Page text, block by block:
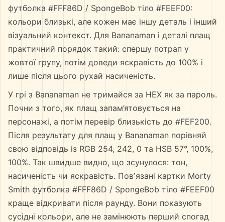
футболка #FFF86D / SpongeBob тіло #FEEF00:
кольори близькі, але кожен має іншу деталь і інший
візуальний контекст. Для Bananaman і деталі плащ
практичний порядок такий: спершу потрап у
жовтої групу, потім доведи яскравість до 100% і
лише після цього рухай насиченість.
У грі з Bananaman не тримайся за HEX як за пароль.
Почни з того, як плащ запам’ятовується на
персонажі, а потім перевір близькість до #FEF200.
Після результату для плащ у Bananaman порівняй
свою відповідь із RGB 254, 242, 0 та HSB 57°, 100%,
100%. Так швидше видно, що зсунулося: тон,
насиченість чи яскравість. Повʼязані картки Morty
Smith футболка #FFF86D / SpongeBob тіло #FEEF00
краще відкривати після раунду. Вони показують
сусідні кольори, але не замінюють перший спогад